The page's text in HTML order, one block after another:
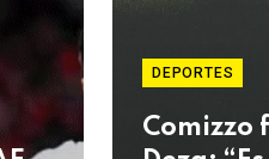
DEPORTES
Comizzo